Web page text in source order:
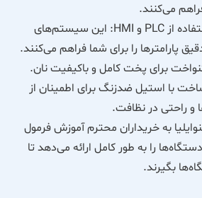
می‌کنند.
سیستم اتوماتیک با استفاده از PLC و HMI: این سیستم‌های
پارامترها را برای شما فراهم می‌کنند.
برای پخت کامل و باکیفیت نان.
با استیل ضدزنگ برای اطمینان از
و راحتی در نظافت.
به خریداران محترم آموزش فرمول
را به طور کامل ارائه می‌دهد تا
بگیرند.